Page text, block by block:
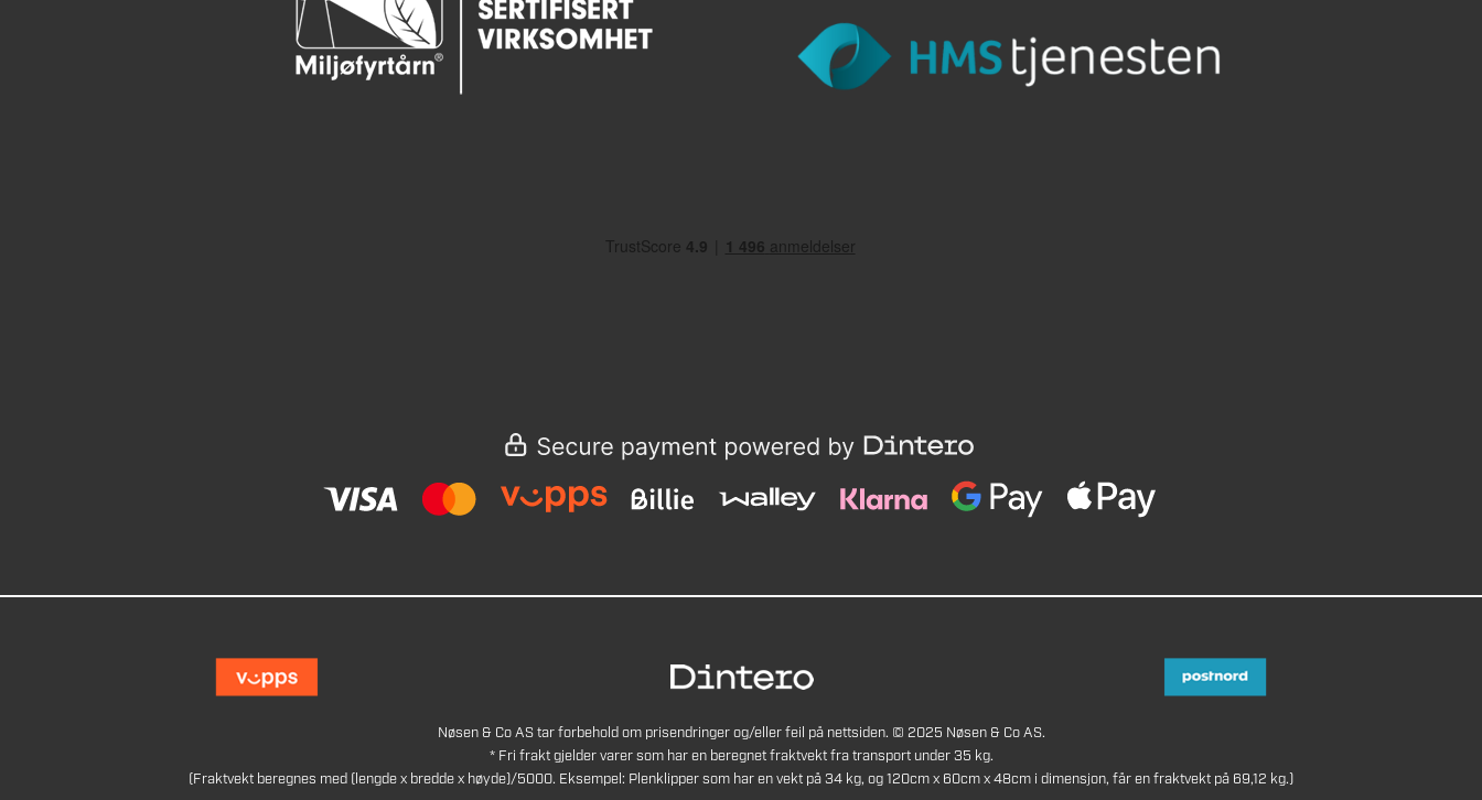
Nøsen & Co AS tar forbehold om prisendringer og/eller feil på nettsiden. © 2025 Nøsen & Co AS.
* Fri frakt gjelder varer som har en beregnet fraktvekt fra transport under 35 kg.
(Fraktvekt beregnes med (lengde x bredde x høyde)/5000. Eksempel: Plenklipper som har en vekt på 34 kg, og 120cm x 60cm x 48cm i dimensjon, får en fraktvekt på 69,12 kg.)